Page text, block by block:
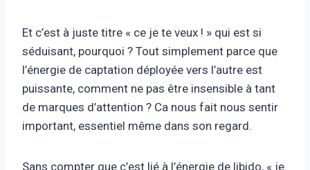
Et c’est à juste titre « ce je te veux ! » qui est si
séduisant, pourquoi ? Tout simplement parce que
l’énergie de captation déployée vers l’autre est
puissante, comment ne pas être insensible à tant
de marques d’attention ? Ca nous fait nous sentir
important, essentiel même dans son regard.
Sans compter que c’est lié à l’énergie de libido, « je